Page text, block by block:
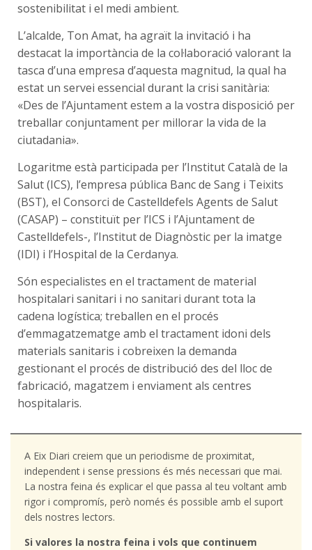
sostenibilitat i el medi ambient.
L’alcalde, Ton Amat, ha agraït la invitació i ha
destacat la importància de la col·laboració valorant la
tasca d’una empresa d’aquesta magnitud, la qual ha
estat un servei essencial durant la crisi sanitària:
«Des de l’Ajuntament estem a la vostra disposició per
treballar conjuntament per millorar la vida de la
ciutadania».
Logaritme està participada per l’Institut Català de la
Salut (ICS), l’empresa pública Banc de Sang i Teixits
(BST), el Consorci de Castelldefels Agents de Salut
(CASAP) – constituït per l’ICS i l’Ajuntament de
Castelldefels-, l’Institut de Diagnòstic per la imatge
(IDI) i l’Hospital de la Cerdanya.
Són especialistes en el tractament de material
hospitalari sanitari i no sanitari durant tota la
cadena logística; treballen en el procés
d’emmagatzematge amb el tractament idoni dels
materials sanitaris i cobreixen la demanda
gestionant el procés de distribució des del lloc de
fabricació, magatzem i enviament als centres
hospitalaris.
A Eix Diari creiem que un periodisme de proximitat,
independent i sense pressions és més necessari que mai.
La nostra feina és explicar el que passa al teu voltant amb
rigor i compromís, però només és possible amb el suport
dels nostres lectors.
Si valores la nostra feina i vols que continuem